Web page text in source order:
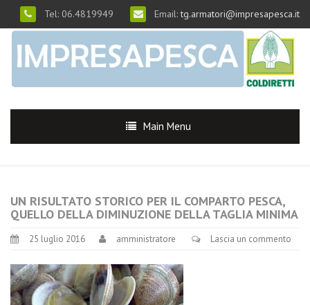
Tel: 06.4819949 Email:tg.armatori@impresapesca.it
Main Menu
UN RISULTATO STORICO PER IL COMPARTO PESCA,
QUELLO DELLA DIMINUZIONE DELLA TAGLIA MINIMA
25 luglio 2016 amministratore Lascia un commento